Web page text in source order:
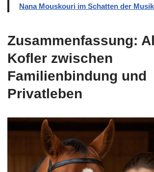
Nana Mouskouri im Schatten der
Zusammenfassung:
Kofler zwischen
Familienbindung und
Privatleben